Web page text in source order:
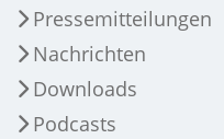
Pressemitteilungen
Nachrichten
Downloads
Podcasts